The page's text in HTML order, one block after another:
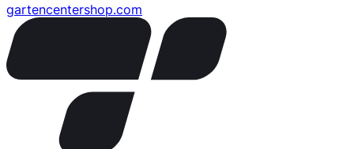
gartencentershop.com